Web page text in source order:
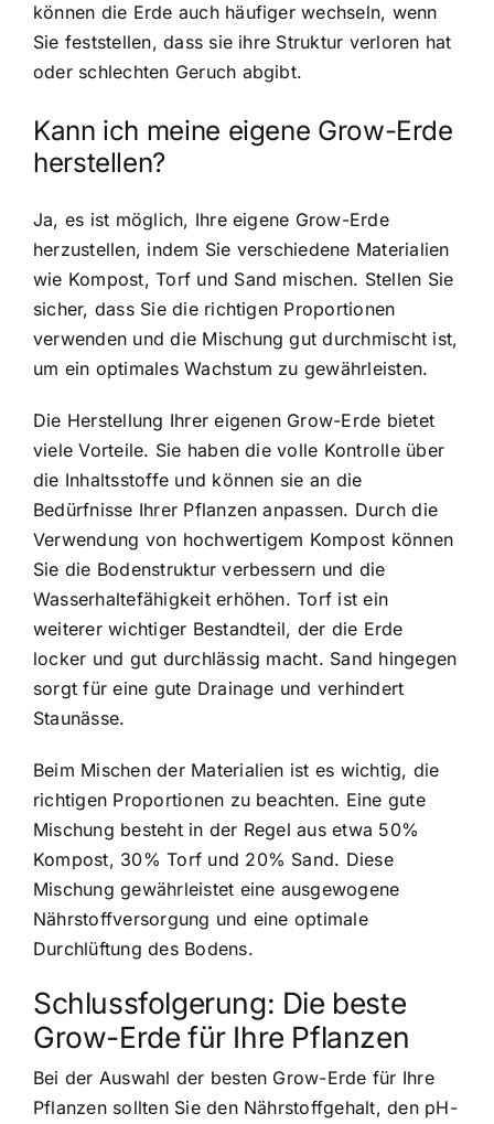
können die Erde auch häufiger wechseln, wenn
Sie feststellen, dass sie ihre Struktur verloren hat
oder schlechten Geruch abgibt.
Kann ich meine eigene Grow-Erde
herstellen?
Ja, es ist möglich, Ihre eigene Grow-Erde
herzustellen, indem Sie verschiedene Materialien
wie Kompost, Torf und Sand mischen. Stellen Sie
sicher, dass Sie die richtigen Proportionen
verwenden und die Mischung gut durchmischt ist,
um ein optimales Wachstum zu gewährleisten.
Die Herstellung Ihrer eigenen Grow-Erde bietet
viele Vorteile. Sie haben die volle Kontrolle über
die Inhaltsstoffe und können sie an die
Bedürfnisse Ihrer Pflanzen anpassen. Durch die
Verwendung von hochwertigem Kompost können
Sie die Bodenstruktur verbessern und die
Wasserhaltefähigkeit erhöhen. Torf ist ein
weiterer wichtiger Bestandteil, der die Erde
locker und gut durchlässig macht. Sand hingegen
sorgt für eine gute Drainage und verhindert
Staunässe.
Beim Mischen der Materialien ist es wichtig, die
richtigen Proportionen zu beachten. Eine gute
Mischung besteht in der Regel aus etwa 50%
Kompost, 30% Torf und 20% Sand. Diese
Mischung gewährleistet eine ausgewogene
Nährstoffversorgung und eine optimale
Durchlüftung des Bodens.
Schlussfolgerung: Die beste
Grow-Erde für Ihre Pflanzen
Bei der Auswahl der besten Grow-Erde für Ihre
Pflanzen sollten Sie den Nährstoffgehalt, den pH-